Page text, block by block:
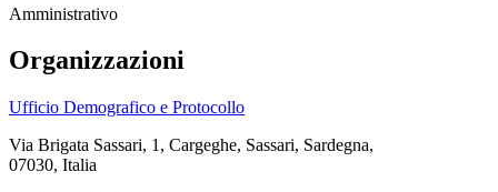
Amministrativo
Organizzazioni
Ufficio Demografico e Protocollo
Via Brigata Sassari, 1, Cargeghe, Sassari, Sardegna,
07030, Italia